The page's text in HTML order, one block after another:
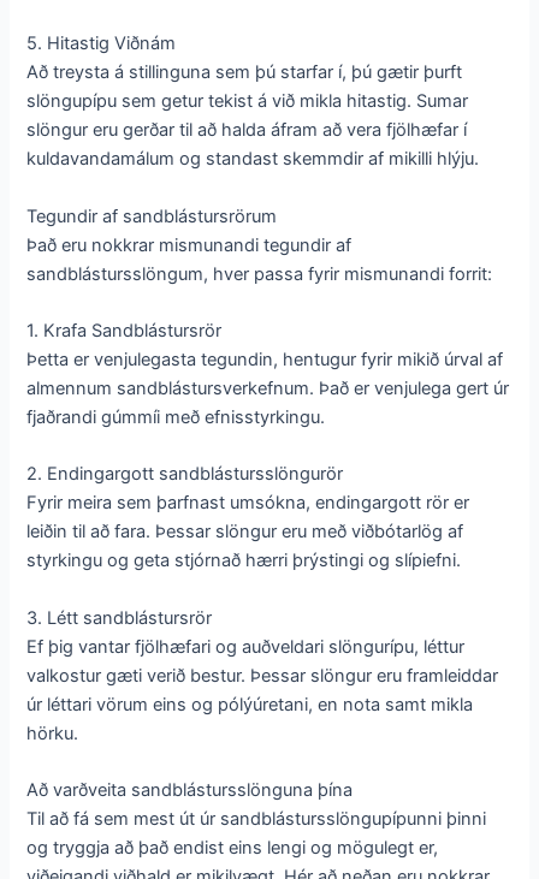
5. Hitastig Viðnám
Að treysta á stillinguna sem þú starfar í, þú gætir þurft
slöngupípu sem getur tekist á við mikla hitastig. Sumar
slöngur eru gerðar til að halda áfram að vera fjölhæfar í
kuldavandamálum og standast skemmdir af mikilli hlýju.
Tegundir af sandblástursrörum
Það eru nokkrar mismunandi tegundir af
sandblástursslöngum, hver passa fyrir mismunandi forrit:
1. Krafa Sandblástursrör
Þetta er venjulegasta tegundin, hentugur fyrir mikið úrval af
almennum sandblástursverkefnum. Það er venjulega gert úr
fjaðrandi gúmmíi með efnisstyrkingu.
2. Endingargott sandblástursslöngurör
Fyrir meira sem þarfnast umsókna, endingargott rör er
leiðin til að fara. Þessar slöngur eru með viðbótarlög af
styrkingu og geta stjórnað hærri þrýstingi og slípiefni.
3. Létt sandblástursrör
Ef þig vantar fjölhæfari og auðveldari slöngurípu, léttur
valkostur gæti verið bestur. Þessar slöngur eru framleiddar
úr léttari vörum eins og pólýúretani, en nota samt mikla
hörku.
Að varðveita sandblástursslönguna þína
Til að fá sem mest út úr sandblástursslöngupípunni þinni
og tryggja að það endist eins lengi og mögulegt er,